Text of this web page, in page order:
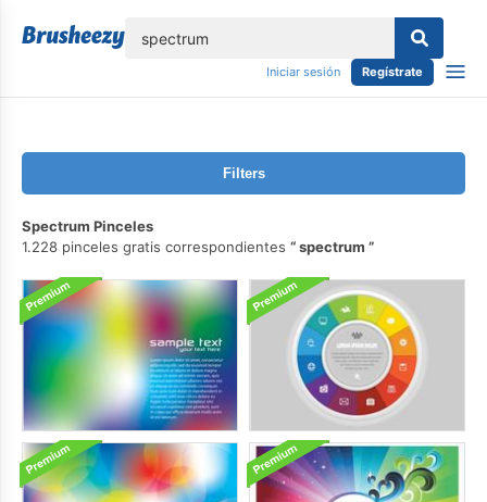
Iniciar sesión Regístrate
Filters
Spectrum Pinceles
1.228 pinceles gratis correspondientes
spectrum